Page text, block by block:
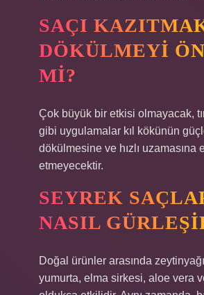
SAÇI
DÖKÜLMEYI
MI?
Çok büyük bir etkisi olmayacak,
gibi uygulamalar kıl kökünün
dökülmesine ve hızlı uzamasına
etmeyecektir.
SEYREK
NASIL
Doğal ürünler arasında
yumurta, elma sirkesi, aloe vera